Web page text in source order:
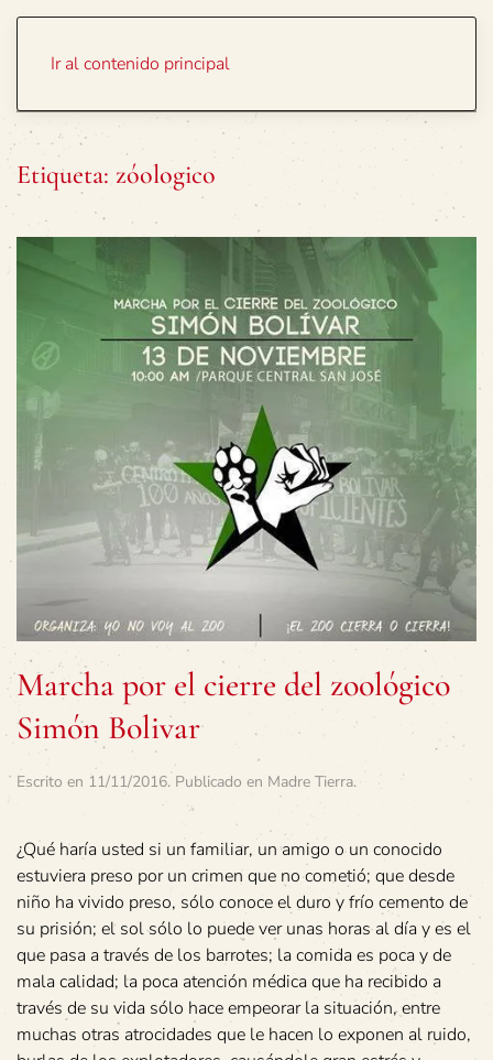
Ir al contenido principal
Etiqueta: zóologico
Marcha por el cierre del zoológico
Simón Bolivar
Escrito en 11/11/2016. Publicado en Madre Tierra.
¿Qué haría usted si un familiar, un amigo o un conocido
estuviera preso por un crimen que no cometió; que desde
niño ha vivido preso, sólo conoce el duro y frío cemento de
su prisión; el sol sólo lo puede ver unas horas al día y es el
que pasa a través de los barrotes; la comida es poca y de
mala calidad; la poca atención médica que ha recibido a
través de su vida sólo hace empeorar la situación, entre
muchas otras atrocidades que le hacen lo exponen al ruido,